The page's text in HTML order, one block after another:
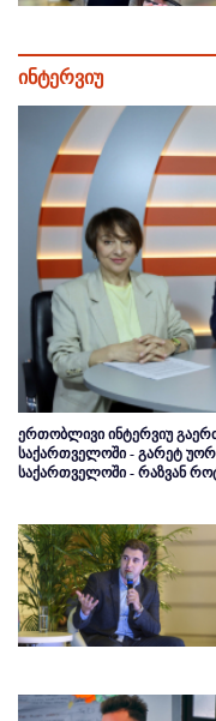
ინტერვიუ
ერთობლივი ინტერვიუ
საქართველოში - გარეტ
საქართველოში - რაზვან